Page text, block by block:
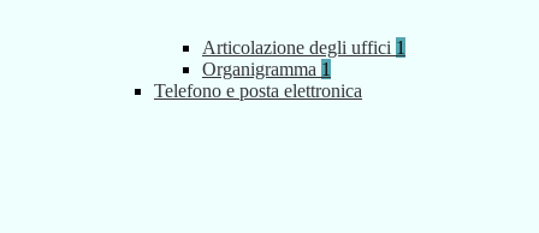
Articolazione degli uffici 1
Organigramma 1
Telefono e posta elettronica